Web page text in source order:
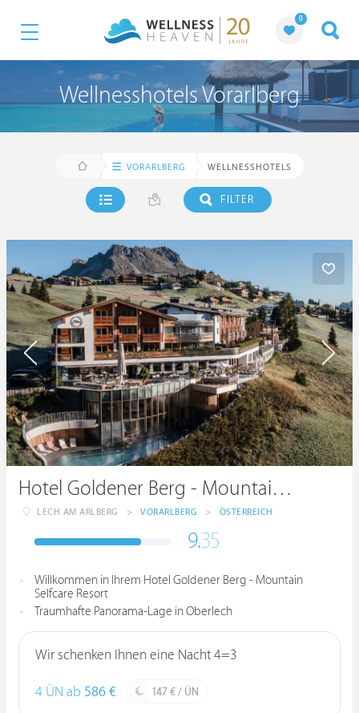
0
Wellnesshotels Vorarlberg
VORARLBERG WELLNESSHOTELS
FILTER
Hotel Goldener Berg - Mountain Selfcare Resort
LECH AM ARLBERG > VORARLBERG > ÖSTERREICH
9.35
Willkommen in Ihrem Hotel Goldener Berg - Mountain
Selfcare Resort
Traumhafte Panorama-Lage in Oberlech
Wir schenken Ihnen eine Nacht 4=3
4 ÜN ab 586 € 147 € / ÜN